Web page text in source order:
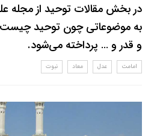
در بخش مقالات توحید از مجله
به موضوعاتی چون توحید
و قدر و … پرداخته می‌شود.
امامت عدل معاد نبوت